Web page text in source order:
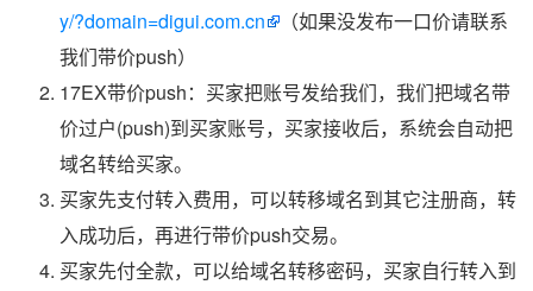
y/?domain=digui.com.cn
（如果没发布一口价请联系
我们带价push）
17EX带价push：买家把账号发给我们，我们把域名带
价过户(push)到买家账号，买家接收后，系统会自动把
域名转给买家。
买家先支付转入费用，可以转移域名到其它注册商，转
入成功后，再进行带价push交易。
买家先付全款，可以给域名转移密码，买家自行转入到